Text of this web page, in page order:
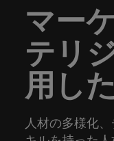
マー
テリ
用し
人材の多様化